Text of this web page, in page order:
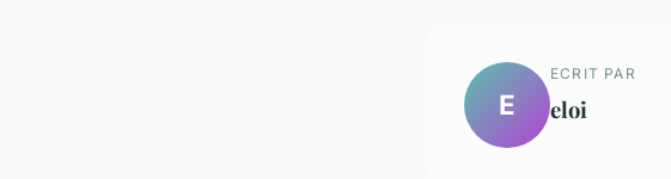
E
ECRIT PAR
eloi